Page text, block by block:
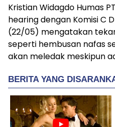
Kristian Widagdo Humas
hearing dengan Komisi C
(22/05) mengatakan
seperti hembusan nafas
akan meledak meskipun